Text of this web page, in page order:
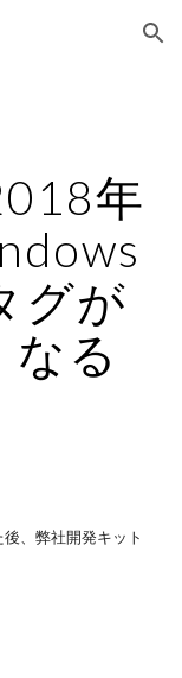
Skip to navigation
年
グが
る
、弊社開発キット